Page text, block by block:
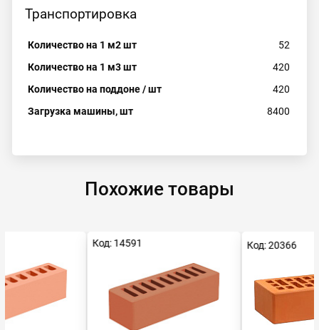
Транспортировка
Количество на 1 м2 шт
52
Количество на 1 м3 шт
420
Количество на поддоне / шт
420
Загрузка машины, шт
8400
Похожие товары